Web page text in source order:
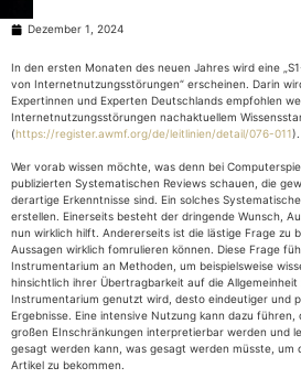
Dezember 1, 2024
In den ersten Monaten des neuen Jahres wird eine
von Internetnutzungsstörungen“ erscheinen. Darin
Expertinnen und Experten Deutschlands empfohlen
Internetnutzungsstörungen nachaktuellem
(https://register.awmf.org/de/leitlinien/detail/076-011).
Wer vorab wissen möchte, was denn bei
publizierten Systematischen Reviews schauen, die
derartige Erkenntnisse sind. Ein solches
erstellen. Einerseits besteht der dringende Wunsch,
nun wirklich hilft. Andererseits ist die lästige Frage zu
Aussagen wirklich fomrulieren können. Diese Frage
Instrumentarium an Methoden, um beispielsweise
hinsichtlich ihrer Übertragbarkeit auf die
Instrumentarium genutzt wird, desto eindeutiger und
Ergebnisse. Eine intensive Nutzung kann dazu führen,
großen EInschränkungen interpretierbar werden und
gesagt werden kann, was gesagt werden müsste, um
Artikel zu bekommen.